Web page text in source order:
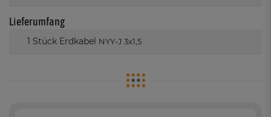
Lieferumfang
1 Stück Erdkabel NYY-J 3x1,5